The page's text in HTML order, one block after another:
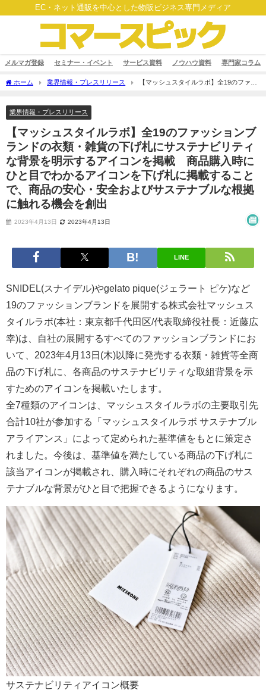
EC・ネット通販を中心とした物販ビジネス専門メディア
メルマガ登録 セミナー・イベント サービス資料 ノウハウ資料 専門家コラム
ホーム 業界情報・プレスリリース
【マッシュスタイルラボ】全19のファッ
心・安全およびサステナブルな根拠に触れる機会を創出
業界情報・プレスリリース
【マッシュスタイルラボ】全19のファッションブ
ランドの衣類・雑貨の下げ札にサステナビリティ
な背景を明示するアイコンを掲載 商品購入時に
ひと目でわかるアイコンを下げ札に掲載すること
で、商品の安心・安全およびサステナブルな根拠
に触れる機会を創出
2023年4月13日 2023年4月13日
LINE
SNIDEL(スナイデル)やgelato pique(ジェラート ピケ)など
19のファッションブランドを展開する株式会社マッシュス
タイルラボ(本社：東京都千代田区/代表取締役社長：近藤広
幸)は、自社の展開するすべてのファッションブランドにお
いて、2023年4月13日(木)以降に発売する衣類・雑貨等全商
品の下げ札に、各商品のサステナビリティな取組背景を示
すためのアイコンを掲載いたします。
全7種類のアイコンは、マッシュスタイルラボの主要取引先
合計10社が参加する「マッシュスタイルラボ サステナブル
アライアンス」によって定められた基準値をもとに策定さ
れました。今後は、基準値を満たしている商品の下げ札に
該当アイコンが掲載され、購入時にそれぞれの商品のサス
テナブルな背景がひと目で把握できるようになります。
サステナビリティアイコン概要